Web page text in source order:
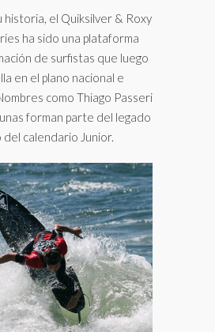
historia, el Quiksilver & Roxy
ha sido una plataforma
de surfistas que luego
en el plano nacional e
como Thiago Passeri
forman parte del legado
calendario Junior.